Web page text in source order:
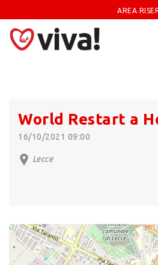
AREA
World Restart a
16/10/2021 09:00
Lecce